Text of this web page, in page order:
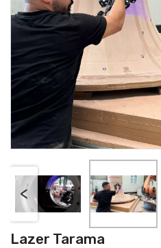
<
Lazer Tarama